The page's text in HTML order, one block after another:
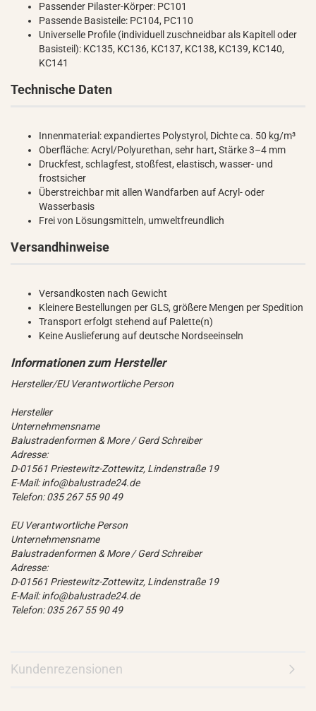
Passender Pilaster-Körper: PC101
Passende Basisteile: PC104, PC110
Universelle Profile (individuell zuschneidbar als Kapitell oder
Basisteil): KC135, KC136, KC137, KC138, KC139, KC140,
KC141
Technische Daten
Innenmaterial: expandiertes Polystyrol, Dichte ca. 50 kg/m³
Oberfläche: Acryl/Polyurethan, sehr hart, Stärke 3–4 mm
Druckfest, schlagfest, stoßfest, elastisch, wasser- und
frostsicher
Überstreichbar mit allen Wandfarben auf Acryl- oder
Wasserbasis
Frei von Lösungsmitteln, umweltfreundlich
Versandhinweise
Versandkosten nach Gewicht
Kleinere Bestellungen per GLS, größere Mengen per Spedition
Transport erfolgt stehend auf Palette(n)
Keine Auslieferung auf deutsche Nordseeinseln
Hersteller/EU Verantwortliche Person
Hersteller
Unternehmensname
Balustradenformen & More / Gerd Schreiber
Adresse:
D-01561 Priestewitz-Zottewitz, Lindenstraße 19
E-Mail: info@balustrade24.de
Telefon: 035 267 55 90 49
EU Verantwortliche Person
Unternehmensname
Balustradenformen & More / Gerd Schreiber
Adresse:
D-01561 Priestewitz-Zottewitz, Lindenstraße 19
E-Mail: info@balustrade24.de
Telefon: 035 267 55 90 49
Kundenrezensionen